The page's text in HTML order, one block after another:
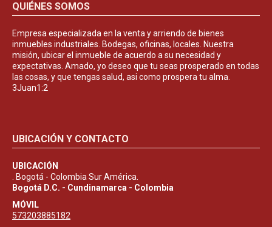
QUIÉNES SOMOS
Empresa especializada en la venta y arriendo de bienes
inmuebles industriales. Bodegas, oficinas, locales. Nuestra
misión, ubicar el inmueble de acuerdo a su necesidad y
expectativas. Amado, yo deseo que tu seas prosperado en todas
las cosas, y que tengas salud, asi como prospera tu alma.
3Juan1:2
UBICACIÓN Y CONTACTO
UBICACIÓN
. Bogotá - Colombia Sur América.
Bogotá D.C. - Cundinamarca - Colombia
MÓVIL
573203885182